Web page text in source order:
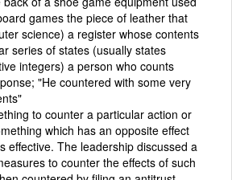
games the piece of leather that
science) a register whose contents
series of states (usually states
integers) a person who counts
"He countered with some very
to counter a particular action or
which has an opposite effect
effective. The leadership discussed a
to counter the effects of such